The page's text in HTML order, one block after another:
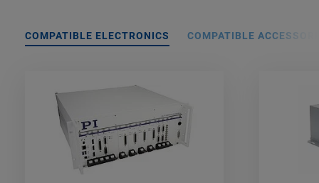
COMPATIBLE ELECTRONICS COMPATIBLE